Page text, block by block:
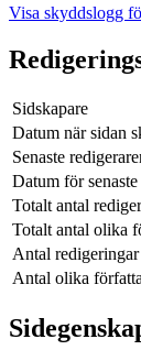
Visa skyddslogg
Sidskapare
Datum när sidan
Senaste
Datum för
Totalt antal
Totalt antal olika
Antal
Antal olika